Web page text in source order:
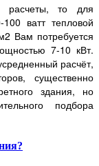
расчеты, то для
ватт тепловой
Вам потребуется
7-10 кВт.
расчёт,
существенно
здания, но
подбора